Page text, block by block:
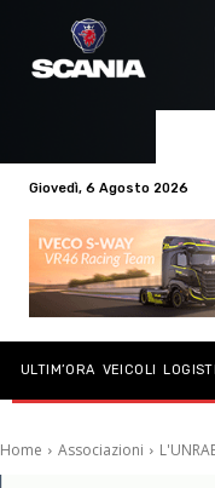
Giovedì, 6 Agosto 2026
ULTIM’ORA VEICOLI
Home Associazioni